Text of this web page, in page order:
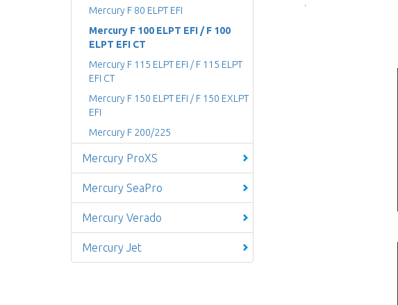
Mercury F 80 ELPT EFI
Mercury F 100 ELPT EFI / F 100
ELPT EFI CT
Mercury F 115 ELPT EFI / F 115 ELPT
EFI CT
Mercury F 150 ELPT EFI / F 150 EXLPT
EFI
Mercury F 200/225
Mercury ProXS
Mercury SeaPro
Mercury Verado
Mercury Jet